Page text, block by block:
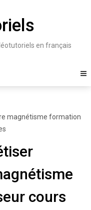
en français
magnétisme formation
cours